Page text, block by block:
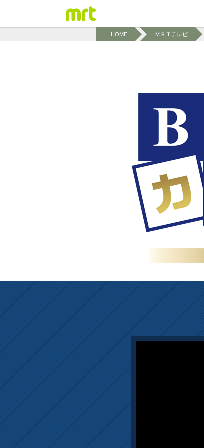
HOME ＭＲＴテレビ